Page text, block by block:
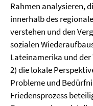
Rahmen analysieren,
innerhalb des
verstehen und den
sozialen
Lateinamerika und der
2) die lokale
Probleme und
Friedensprozess